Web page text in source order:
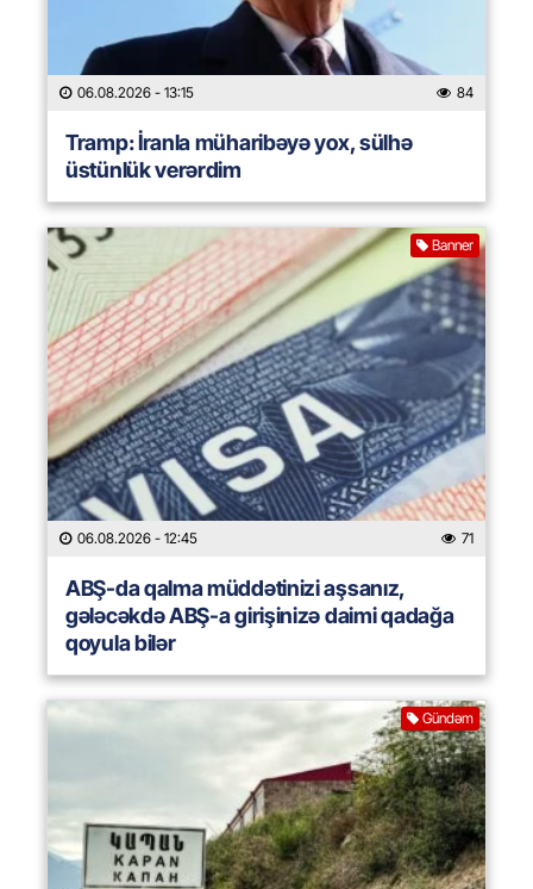
06.08.2026 - 13:15 84
Tramp: İranla müharibəyə yox, sülhə
üstünlük verərdim
Banner
06.08.2026 - 12:45 71
ABŞ-da qalma müddətinizi aşsanız,
gələcəkdə ABŞ-a girişinizə daimi qadağa
qoyula bilər
Gündəm